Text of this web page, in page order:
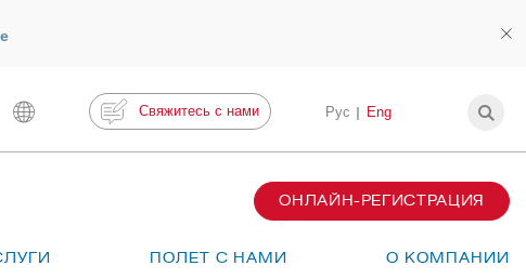
Свяжитесь с нами Рус Eng
ОНЛАЙН-РЕГИСТРАЦИЯ
ПОЛЕТ С НАМИ О КОМПАНИИ